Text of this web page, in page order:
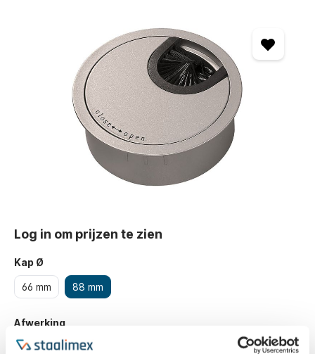
Log in om prijzen te zien
Kap Ø
66 mm 88 mm
Afwerking
Geborsteld